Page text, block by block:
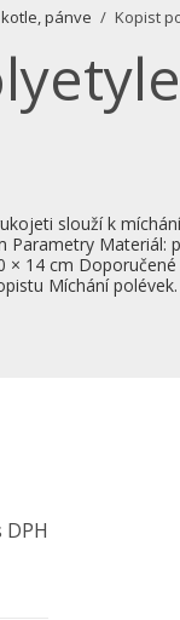
pánve Kopist
slouží k
Parametry Materiál:
× 14 cm
Míchání polévek.
DPH